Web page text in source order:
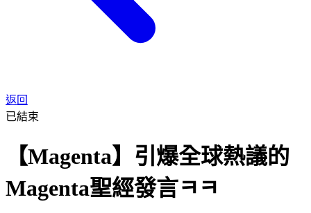
返回
已結束
【Magenta】引爆全球熱議的
Magenta聖經發言ㅋㅋ